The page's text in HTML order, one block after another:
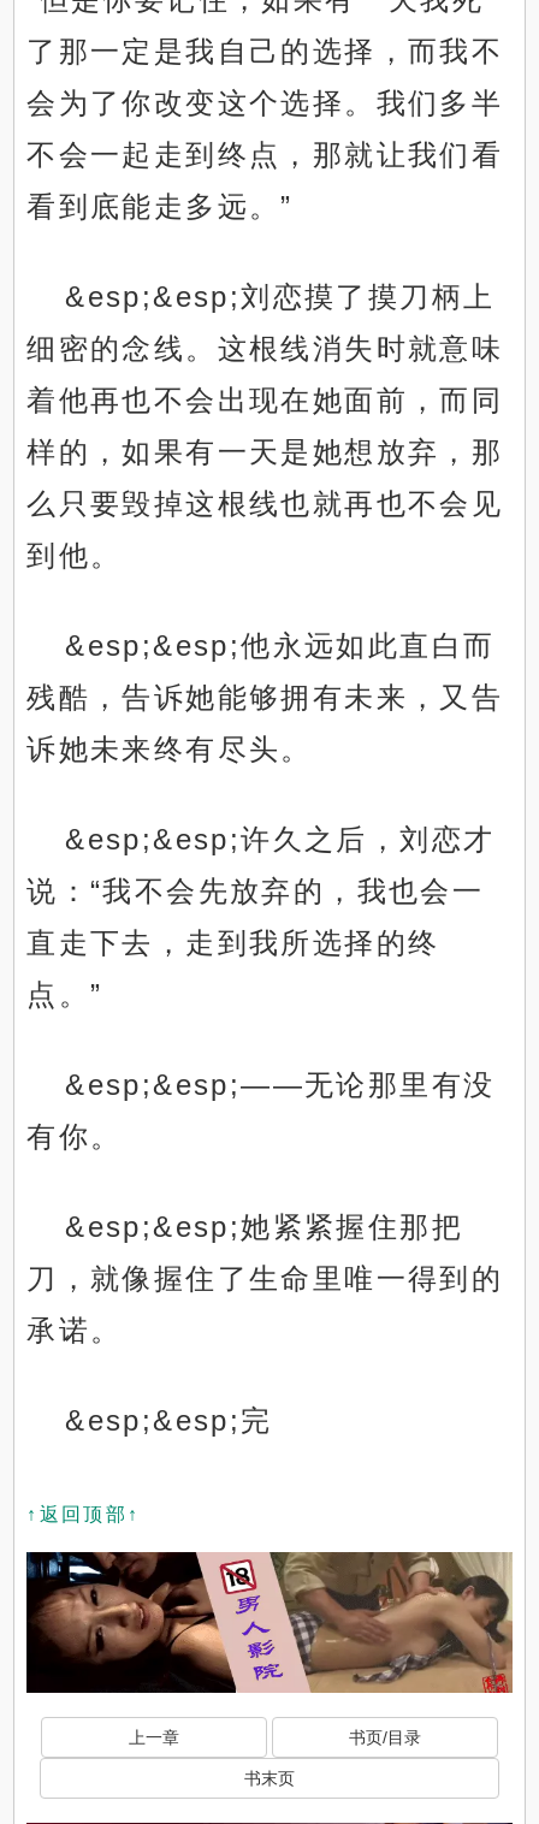
了那一定是我自己的选择，而我不
会为了你改变这个选择。我们多半
不会一起走到终点，那就让我们看
看到底能走多远。”
&esp;&esp;刘恋摸了摸刀柄上
细密的念线。这根线消失时就意味
着他再也不会出现在她面前，而同
样的，如果有一天是她想放弃，那
么只要毁掉这根线也就再也不会见
到他。
&esp;&esp;他永远如此直白而
残酷，告诉她能够拥有未来，又告
诉她未来终有尽头。
&esp;&esp;许久之后，刘恋才
说：“我不会先放弃的，我也会一
直走下去，走到我所选择的终
点。”
&esp;&esp;——无论那里有没
有你。
&esp;&esp;她紧紧握住那把
刀，就像握住了生命里唯一得到的
承诺。
&esp;&esp;完
↑返回顶部↑
上一章 书页/目录
书末页